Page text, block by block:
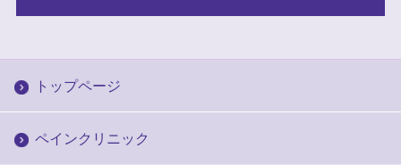
トップページ
ペインクリニック